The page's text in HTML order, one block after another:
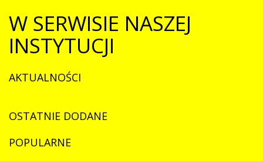
W SERWISIE NASZEJ
INSTYTUCJI
AKTUALNOŚCI
OSTATNIE DODANE
POPULARNE